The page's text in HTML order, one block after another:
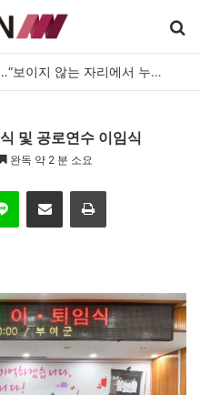
[신간] 대통령의 등 뒤 1미터…“보이지 않는 자리에서 누구를 지킨다는 것”
및 공로연수 이임식
완독 약 2 분 소요
이메일